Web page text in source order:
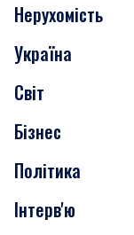
Події
Скандали
Нерухомість
Транспорт
Нерухомість
Україна
Світ
Бізнес
Політика
Інтерв'ю